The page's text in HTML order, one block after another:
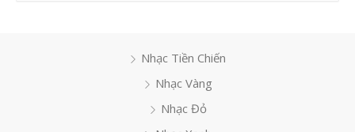
Nhạc Tiền Chiến
Nhạc Vàng
Nhạc Đỏ